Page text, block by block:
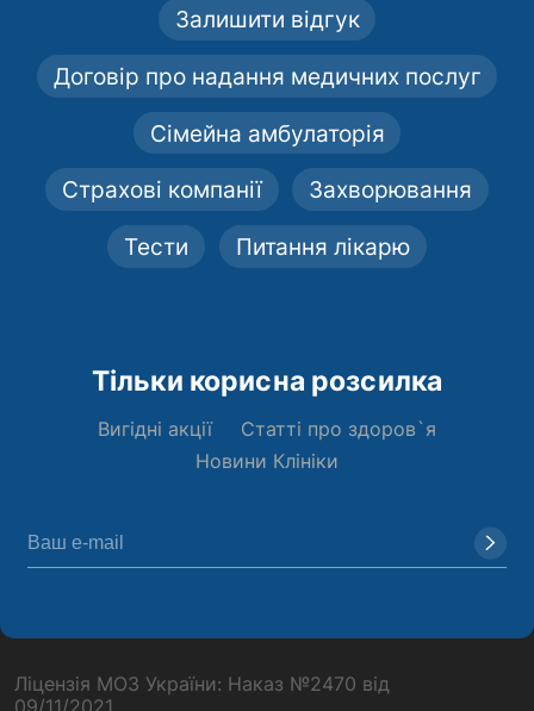
Залишити відгук
Договір про надання медичних послуг
Сімейна амбулаторія
Страхові компанії Захворювання
Тести Питання лікарю
Тільки корисна розсилка
Вигідні акції
Статті про здоров`я
Новини Клініки
Ліцензія МОЗ України: Наказ №2470 від
09/11/2021